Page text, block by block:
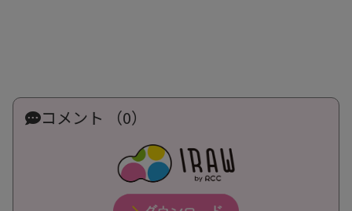
コメント （0）